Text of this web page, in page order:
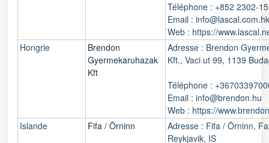
Téléphone : +852 2302-
Email : info@lascal.com.hk
Web : https://
Hongrie
Brendon
Gyermekaruhazak
Kft
Adresse : Brendon
Kft., Vaci ut 99, 1139
Téléphone :
Email : info@brendon.hu
Web : https://
Islande
Fifa / Örninn
Adresse : Fifa / Örninn,
Reykjavik, IS